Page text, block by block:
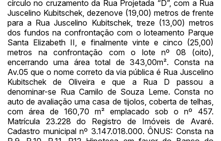
círculo no cruzamento da Rua Projetada “D”, com a Rua
Juscelino Kubitschek, dezenove (19,00) metros de frente
para a Rua Juscelino Kubitschek, treze (13,00) metros
dos fundos na confrontação com o loteamento Parque
Santa Elizabeth II, e finalmente vinte e cinco (25,00)
metros na confrontação com o lote nº 08 (oito),
encerrando uma área total de 343,00m². Consta na
Av.05 que o nome correto da via pública é Rua Juscelino
Kubitschek de Oliveira e que a Rua D passou a
denominar-se Rua Camilo de Souza Leme. Consta no
auto de avaliação uma casa de tijolos, coberta de telhas,
com área de 160,70 m² emplacado sob o nº 457.
Matrícula 23.228 do Registro de Imóveis de Avaré.
Cadastro municipal nº 3.147.018.000. ÔNUS: Consta na
Envie sua Proposta
(Art. 895, CPC)
Histórico de Propostas
Data Usuário Valor
14/04/2025 18:43:11 TIAGOFELIPE R$ 1,00
14/04/2025 18:43:11 TIAGOFELIPE R$ 1,00
14/04/2025 18:43:11 TIAGOFELIPE R$ 1,00
Clique aqui para fazer login
Habilite-se para efetuar lances ou
propostas